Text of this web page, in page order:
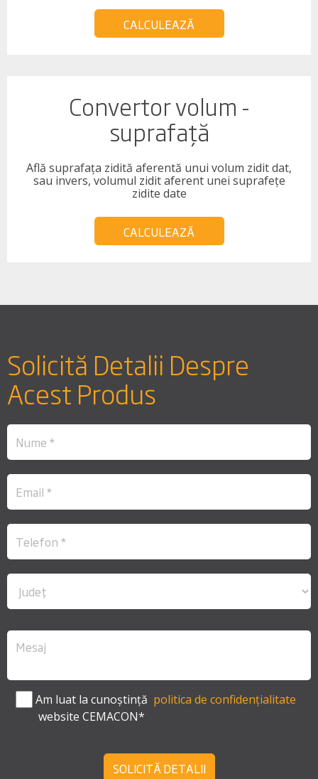
CALCULEAZĂ
Convertor volum -
suprafață
Află suprafața zidită aferentă unui volum zidit dat,
sau invers, volumul zidit aferent unei suprafețe
zidite date
CALCULEAZĂ
Solicită Detalii Despre
Acest Produs
Am luat la cunoștință politica de confidențialitate
website CEMACON*
SOLICITĂ DETALII